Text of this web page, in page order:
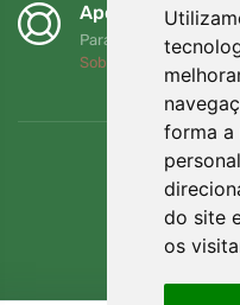
forma a
do site
os
Apoiamos a
Para cada
Sobre nós